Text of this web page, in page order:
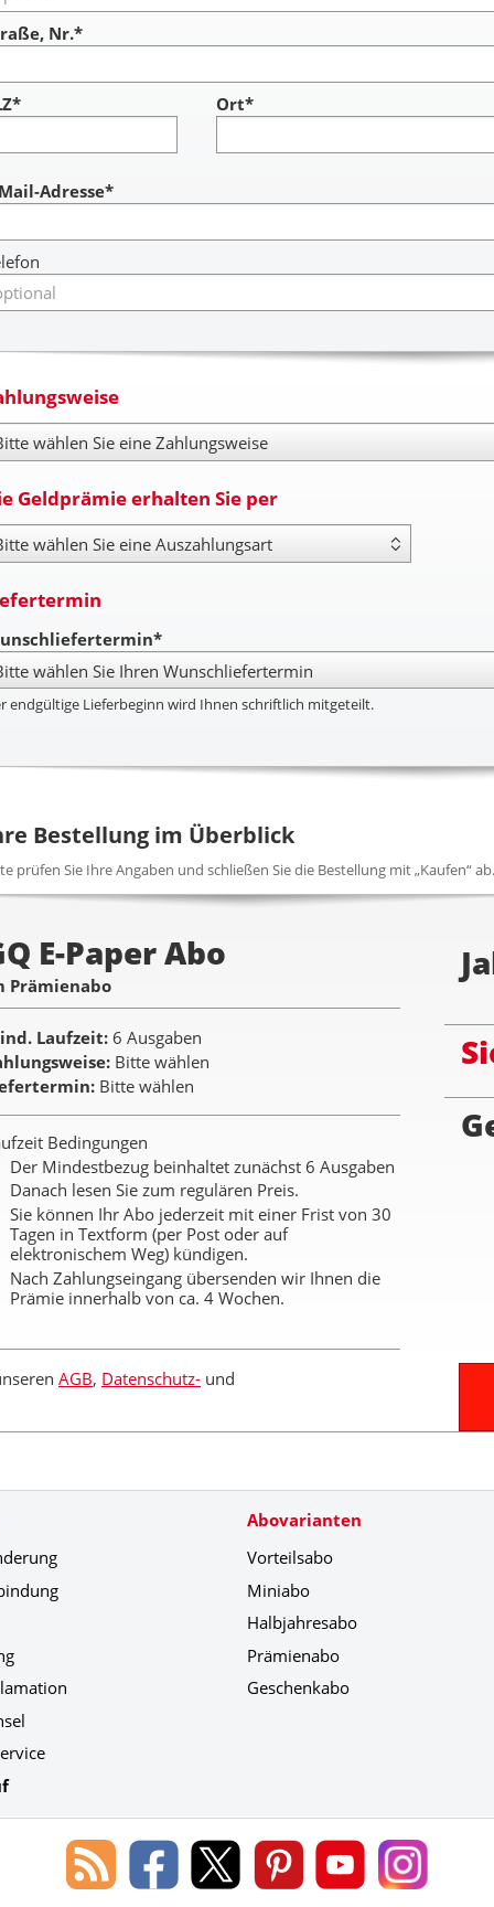
Nr.*
Ort*
Adresse*
Geldprämie erhalten Sie per
Type
endgültige Lieferbeginn wird Ihnen schriftlich mitgeteilt.
Bestellung im Überblick
prüfen Sie Ihre Angaben und schließen Sie die Bestellung mit „Kaufen“ ab.
E-Paper Abo
Prämienabo
Laufzeit 6 Ausgaben
Bitte wählen
Bitte wählen
Bedingungen
Der Mindestbezug beinhaltet zunächst 6 Ausgaben
Danach lesen Sie zum regulären Preis.
Sie können Ihr Abo jederzeit mit einer Frist von 30
Tagen in Textform (per Post oder auf
elektronischem Weg) kündigen.
Nach Zahlungseingang übersenden wir Ihnen die
Prämie innerhalb von ca. 4 Wochen.
AGB, Datenschutz- und
Abovarianten
Vorteilsabo
Miniabo
Halbjahresabo
Prämienabo
Geschenkabo
Blog
des
Lorenz
Leserservice
Lorenz
Leserservice
Lorenz
Leserservice
Lorenz
Leserservice
Lorenz